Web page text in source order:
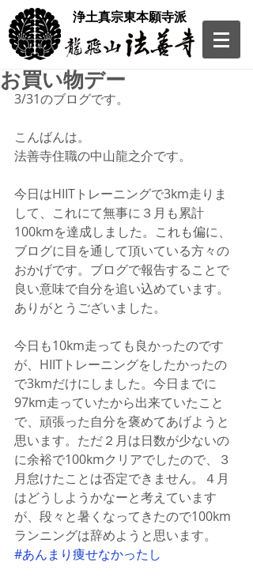
​浄土真宗東本願寺派
お買い物デー
3/31のブログです。
こんばんは。
法善寺住職の中山龍之介です。
今日はHIITトレーニングで3km走りま
して、これにて無事に３月も累計
100kmを達成しました。これも偏に、
ブログに目を通して頂いている方々の
おかげです。ブログで報告することで
良い意味で自分を追い込めています。
ありがとうございました。
今日も10km走っても良かったのです
が、HIITトレーニングをしたかったの
で3kmだけにしました。今日までに
97km走っていたから出来ていたこと
で、頑張った自分を褒めてあげようと
思います。ただ２月は日数が少ないの
に余裕で100kmクリアでしたので、３
月怠けたことは否定できません。４月
はどうしようかなーと考えています
が、段々と暑くなってきたので100km
ランニングは辞めようと思います。
#あんまり痩せなかったし